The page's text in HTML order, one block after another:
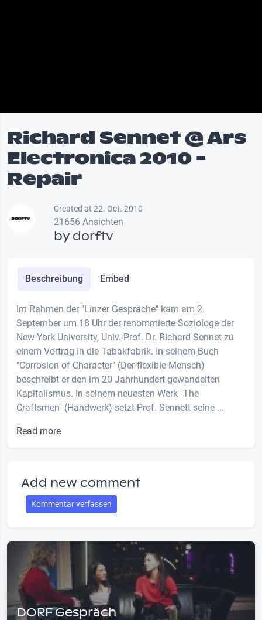
Richard Sennet @ Ars
Electronica 2010 -
Repair
Created at 22. Oct. 2010
21656 Ansichten
bydorftv
Beschreibung Embed
Im Rahmen der "Linzer Gespräche" kam am 2.
September um 18 Uhr der renommierte Soziologe der
New York University, Univ.-Prof. Dr. Richard Sennet zu
einem Vortrag in die Tabakfabrik. In seinem Buch
"Corrosion of Character" (Der flexible Mensch)
beschreibt er den im 20 Jahrhundert gewandelten
Kapitalismus. In seinem neuesten Werk "The
Craftsmen" (Handwerk) setzt Prof. Sennett seine ...
Read more
Add new comment
Kommentar verfassen
DORF Gespräch